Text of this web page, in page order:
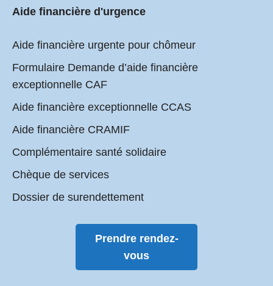
Aide financière d'urgence
Aide financière urgente pour chômeur
Formulaire Demande d’aide financière
exceptionnelle CAF
Aide financière exceptionnelle CCAS
Aide financière CRAMIF
Complémentaire santé solidaire
Chèque de services
Dossier de surendettement
Prendre rendez-
vous